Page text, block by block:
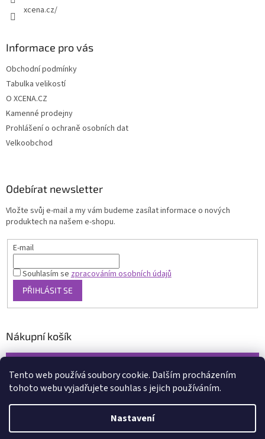
Tento web používá soubory cookie. Dalším procházením
tohoto webu vyjadřujete souhlas s jejich používáním.
Nastavení
xcena.cz/
Informace pro vás
Obchodní podmínky
Tabulka velikostí
O XCENA.CZ
Kamenné prodejny
Prohlášení o ochraně osobních dat
Velkoobchod
Odebírat newsletter
Vložte svůj e-mail a my vám budeme zasílat informace o nových
produktech na našem e-shopu.
E-mail
Souhlasím sezpracováním osobních údajů
PŘIHLÁSIT SE
Nákupní košík
Vytvořil Shoptet